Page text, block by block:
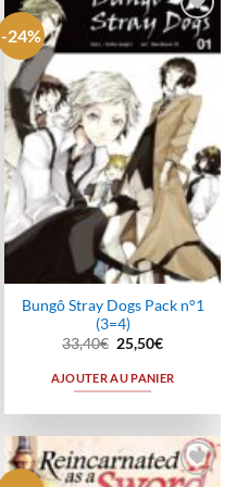
-24%
Ajouter
à la
wishlist
Bungô Stray Dogs Pack n°1
(3=4)
33,40€ Le
prix
initial
était :
25,50€Le
actuel
est :
AJOUTER AU PANIER